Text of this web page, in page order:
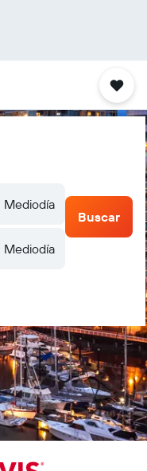
Mediodía
Mediodía
Buscar